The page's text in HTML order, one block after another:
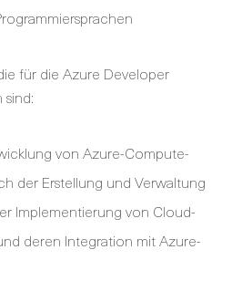
für die Azure Developer
von Azure-Compute-
der Erstellung und Verwaltung
Implementierung von Cloud-
deren Integration mit Azure-